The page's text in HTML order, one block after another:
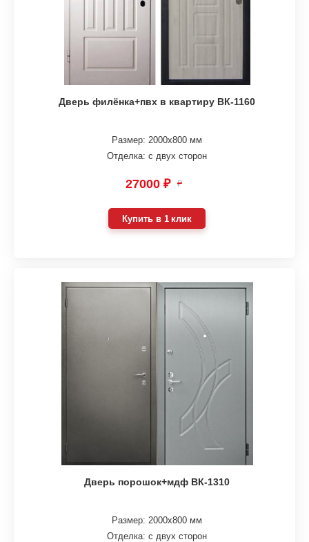
Дверь филёнка+пвх в квартиру ВК-1160
Размер: 2000х800 мм
Отделка: с двух сторон
27000 ₽ ₽
Купить в 1 клик
Дверь порошок+мдф ВК-1310
Размер: 2000х800 мм
Отделка: с двух сторон